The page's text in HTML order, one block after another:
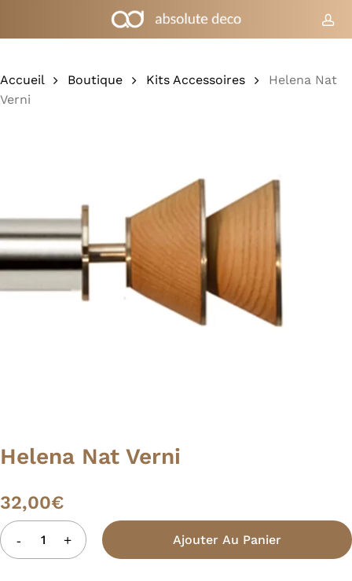
Chariot Fermer
Accueil
Boutique Kits Accessoires
Helena Nat
Verni
Helena Nat Verni
32,00€
Ajouter Au Panier